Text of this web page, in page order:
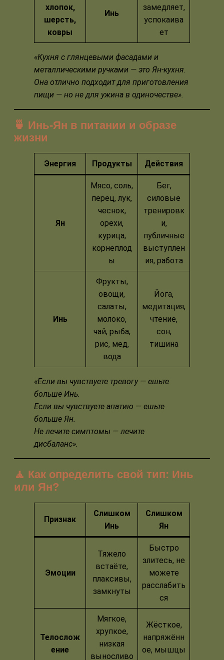
хлопок,
шерсть,
ковры
Инь
замедляет,
успокаива
ет
«Кухня с глянцевыми фасадами и
металлическими ручками — это Ян-кухня.
Она отлично подходит для приготовления
пищи — но не для ужина в одиночестве».
🍵 Инь-Ян в питании и образе
жизни
Энергия Продукты Действия
Ян
Мясо, соль,
перец, лук,
чеснок,
орехи,
курица,
корнеплод
ы
Бег,
силовые
тренировк
и,
публичные
выступлен
ия, работа
Инь
Фрукты,
овощи,
салаты,
молоко,
чай, рыба,
рис, мед,
вода
Йога,
медитация,
чтение,
сон,
тишина
«Если вы чувствуете тревогу — ешьте
больше Инь.
Если вы чувствуете апатию — ешьте
больше Ян.
Не лечите симптомы — лечите
дисбаланс».
🧘 Как определить свой тип: Инь
или Ян?
Признак
Слишком
Инь
Слишком
Ян
Эмоции
Тяжело
встаёте,
плаксивы,
замкнуты
Быстро
злитесь, не
можете
расслабить
ся
Телослож
ение
Мягкое,
хрупкое,
низкая
выносливо
Жёсткое,
напряжённ
ое, мышцы